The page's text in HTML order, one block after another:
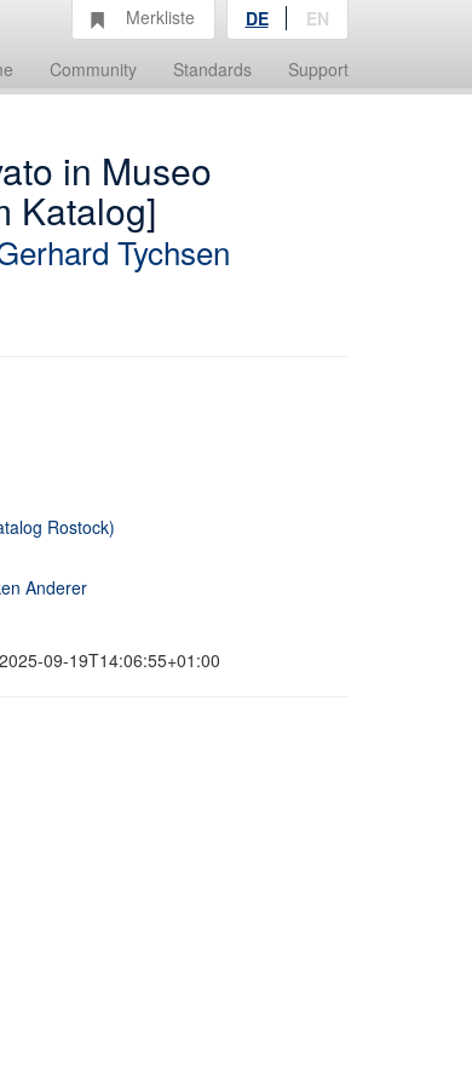
Community Standards Support
Merkliste DE EN
in Museo
Katalog]
Tychsen
Rostock)
Anderer
09-19T14:06:55+01:00